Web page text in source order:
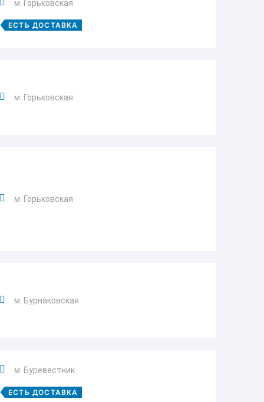
м. Горьковская
ЕСТЬ ДОСТАВКА
м. Горьковская
м. Горьковская
м. Бурнаковская
м. Буревестник
ЕСТЬ ДОСТАВКА